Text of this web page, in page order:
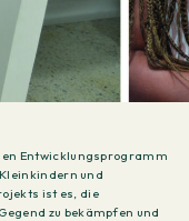
Entwicklungsprogramm
und
ist es, die
zu bekämpfen und